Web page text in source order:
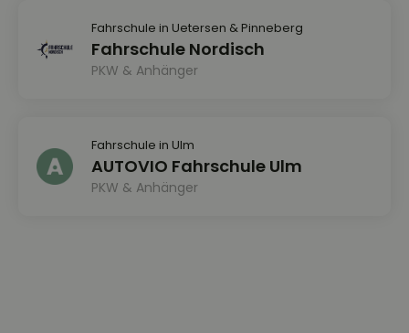
Fahrschule in Uetersen & Pinneberg
Fahrschule Nordisch
PKW & Anhänger
Fahrschule in Ulm
AUTOVIO Fahrschule Ulm
PKW & Anhänger